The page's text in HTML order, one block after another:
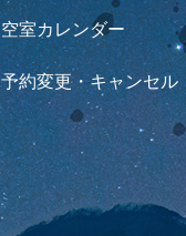
空室カレンダー
予約変更・キャンセル